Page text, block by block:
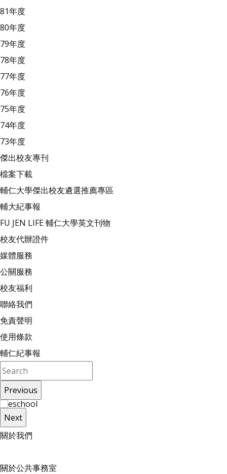
81年度
80年度
79年度
78年度
77年度
76年度
75年度
74年度
73年度
傑出校友專刊
檔案下載
輔仁大學傑出校友遴選推薦專區
輔大紀事報
FU JEN LIFE 輔仁大學英文刊物
校友代辦證件
媒體服務
公關服務
校友福利
聯絡我們
免責聲明
使用條款
輔仁紀事報
Previous
Next
關於我們
關於公共事務室